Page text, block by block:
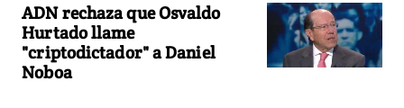
ADN rechaza que Osvaldo
Hurtado llame
"criptodictador" a Daniel
Noboa